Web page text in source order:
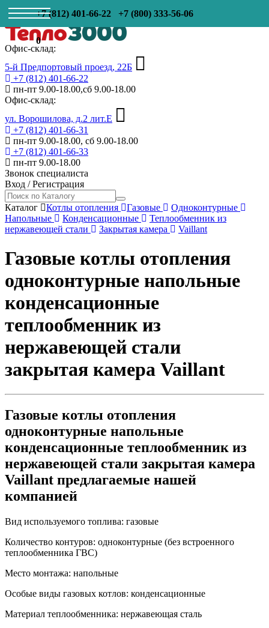
+7 (812) 401-66-22 +7 (800) 333-56-06
0
Офис-склад:
5-й Предпортовый проезд, 22Б
+7 (812) 401-66-22
пн-пт 9.00-18.00,сб 9.00-18.00
Офис-склад:
ул. Ворошилова, д.2 лит.Е
+7 (812) 401-66-31
пн-пт 9.00-18.00, сб 9.00-18.00
+7 (812) 401-66-33
пн-пт 9.00-18.00
Звонок специалиста
Вход /Регистрация
Каталог Котлы отопления Газовые
Одноконтурные
Напольные
Конденсационные
Теплообменник из
нержавеющей стали
Закрытая камера Vaillant
Газовые котлы отопления
одноконтурные напольные
конденсационные
теплообменник из
нержавеющей стали
закрытая камера Vaillant
Газовые котлы отопления
одноконтурные напольные
конденсационные теплообменник из
нержавеющей стали закрытая камера
Vaillant предлагаемые нашей
компанией
Вид используемого топлива: газовые
Количество контуров: одноконтурные (без встроенного
теплообменника ГВС)
Место монтажа: напольные
Особые виды газовых котлов: конденсационные
Материал теплообменника: нержавеющая сталь